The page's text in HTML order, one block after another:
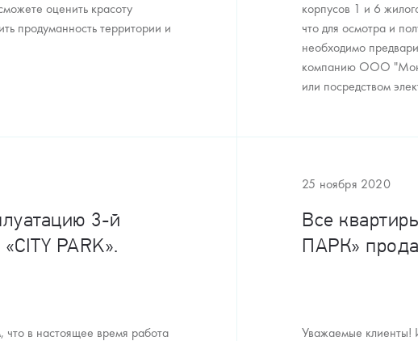
оценить красоту
продуманность территории и
корпусов 1 и 6
что для осмотра и
необходимо
компанию ООО
или посредством
3-й
PARK».
в настоящее время работа
25 ноября 2020
Все
ПАРК»
Уважаемые клиенты!